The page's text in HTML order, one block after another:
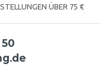
ÜBER 75 €